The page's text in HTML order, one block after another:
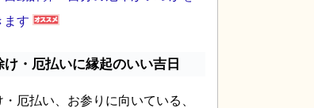
ます
・厄払いに縁起のいい吉日
厄払い、お参りに向いている、